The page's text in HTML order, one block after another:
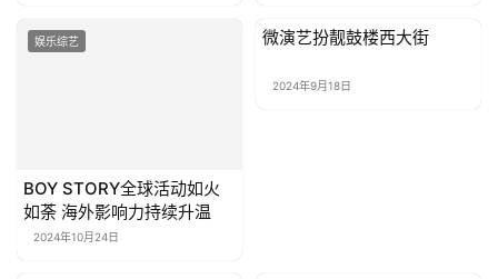
讯
们
联
娱乐综艺
BOY STORY全球活动如火
如荼 海外影响力持续升温
2024年10月24日
娱乐综艺
微演艺扮靓鼓楼西大街
2024年9月18日